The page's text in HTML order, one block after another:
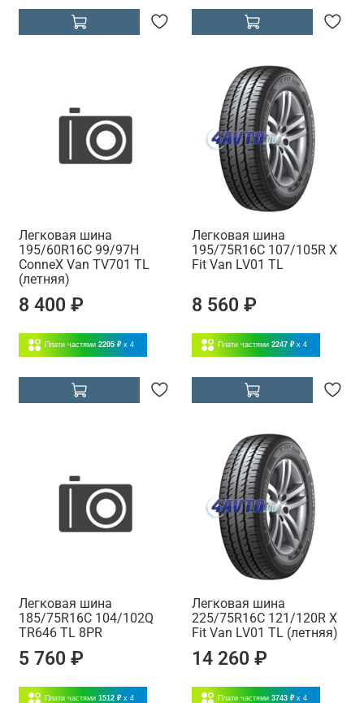
Легковая шина
195/60R16C 99/97H
ConneX Van TV701 TL
(летняя)
8 400 ₽
Плати частями 2205 ₽ x 4
Легковая шина
195/75R16C 107/105R X
Fit Van LV01 TL
8 560 ₽
Плати частями 2247 ₽ x 4
Легковая шина
185/75R16C 104/102Q
TR646 TL 8PR
5 760 ₽
Плати частями 1512 ₽ x 4
Легковая шина
225/75R16C 121/120R X
Fit Van LV01 TL (летняя)
14 260 ₽
Плати частями 3743 ₽ x 4